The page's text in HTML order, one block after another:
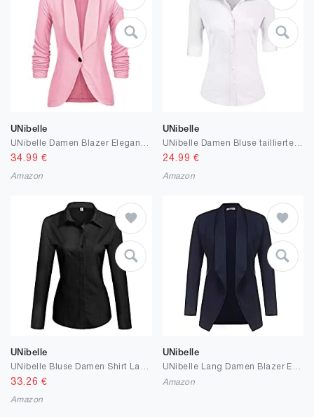
UNibelle
34.99 €
Amazon
UNibelle
24.99 €
Amazon
UNibelle
33.26 €
Amazon
UNibelle
Amazon